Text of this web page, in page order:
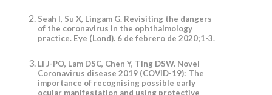
Seah I, Su X, Lingam G. Revisiting the dangers
of the coronavirus in the ophthalmology
practice. Eye (Lond). 6 de febrero de 2020;1-3.
Li J-PO, Lam DSC, Chen Y, Ting DSW. Novel
Coronavirus disease 2019 (COVID-19): The
importance of recognising possible early
ocular manifestation and using protective